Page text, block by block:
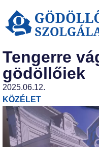
Tengerre
gödöllőiek
2025.06.12.
KÖZÉLET